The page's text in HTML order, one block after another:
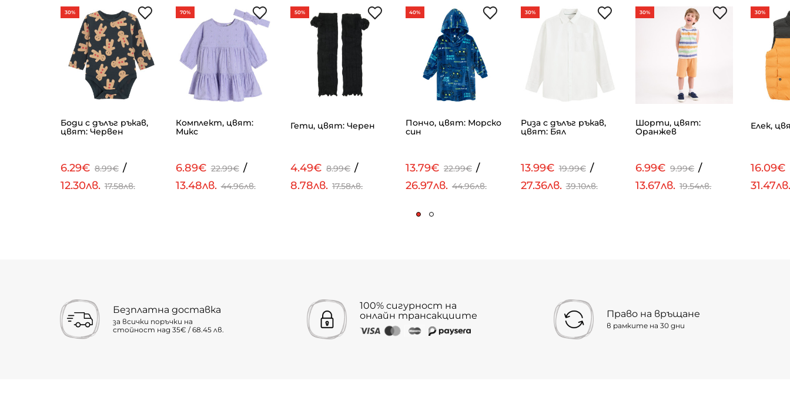
30%
Боди с дълъг ръкав,
цвят: Червен
6.29€ 8.99€ /
12.30лв. 17.58лв.
70%
Комплект, цвят:
Микс
6.89€ 22.99€ /
13.48лв. 44.96лв.
50%
Гети, цвят: Черен
4.49€ 8.99€ /
8.78лв. 17.58лв.
40%
Пончо, цвят: Морско
син
13.79€ 22.99€ /
26.97лв. 44.96лв.
30%
Риза с дълъг ръкав,
цвят: Бял
13.99€ 19.99€ /
27.36лв. 39.10лв.
30%
Шорти, цвят:
Оранжев
6.99€ 9.99€ /
13.67лв. 19.54лв.
30%
Елек,
16.09€
Безплатна доставка
за всички поръчки на
стойност над 35€ / 68.45 лв.
100% сигурност на
онлайн трансакциите
Право на връщане
в рамките на 30 дни